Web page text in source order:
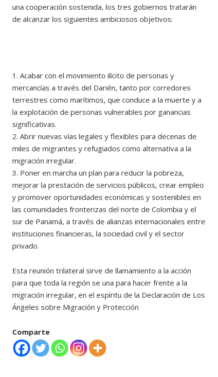
una cooperación sostenida, los tres gobiernos tratarán
de alcanzar los siguientes ambiciosos objetivos:
1. Acabar con el movimiento ilícito de personas y
mercancías a través del Darién, tanto por corredores
terrestres como marítimos, que conduce a la muerte y a
la explotación de personas vulnerables por ganancias
significativas.
2. Abrir nuevas vías legales y flexibles para decenas de
miles de migrantes y refugiados como alternativa a la
migración irregular.
3. Poner en marcha un plan para reducir la pobreza,
mejorar la prestación de servicios públicos, crear empleo
y promover oportunidades económicas y sostenibles en
las comunidades fronterizas del norte de Colombia y el
sur de Panamá, a través de alianzas internacionales entre
instituciones financieras, la sociedad civil y el sector
privado.
Esta reunión trilateral sirve de llamamiento a la acción
para que toda la región se una para hacer frente a la
migración irregular, en el espíritu de la Declaración de Los
Ángeles sobre Migración y Protección
Comparte